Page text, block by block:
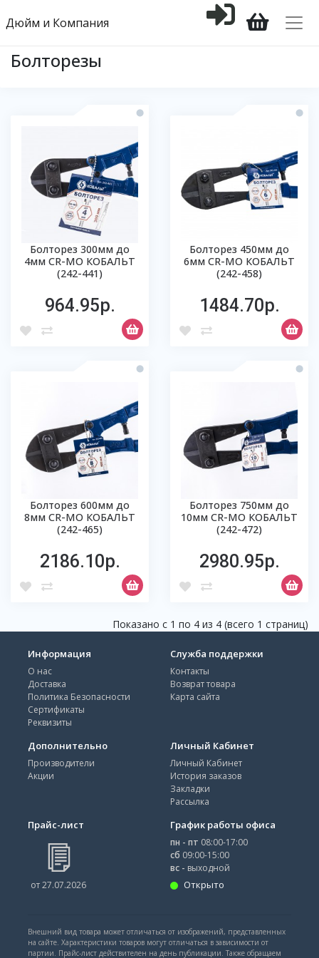
Дюйм и Компания
Болторезы
Болторез 300мм до
4мм CR-МО КОБАЛЬТ
(242-441)
964.95р.
Болторез 450мм до
6мм CR-МО КОБАЛЬТ
(242-458)
1484.70р.
Болторез 600мм до
8мм CR-МО КОБАЛЬТ
(242-465)
2186.10р.
Болторез 750мм до
10мм CR-МО КОБАЛЬТ
(242-472)
2980.95р.
Показано с 1 по 4 из 4 (всего 1 страниц)
Информация
О нас
Доставка
Политика Безопасности
Сертификаты
Реквизиты
Служба поддержки
Контакты
Возврат товара
Карта сайта
Дополнительно
Производители
Акции
Личный Кабинет
Личный Кабинет
История заказов
Закладки
Рассылка
Прайс-лист
от 27.07.2026
График работы офиса
пн - пт 08:00-17:00
сб 09:00-15:00
вс - выходной
Открыто
Внешний вид товара может отличаться от изображений, представленных
на сайте. Характеристики товаров могут отличаться в зависимости от
партии. Прайс-лист действителен на день публикации. Также обращаем